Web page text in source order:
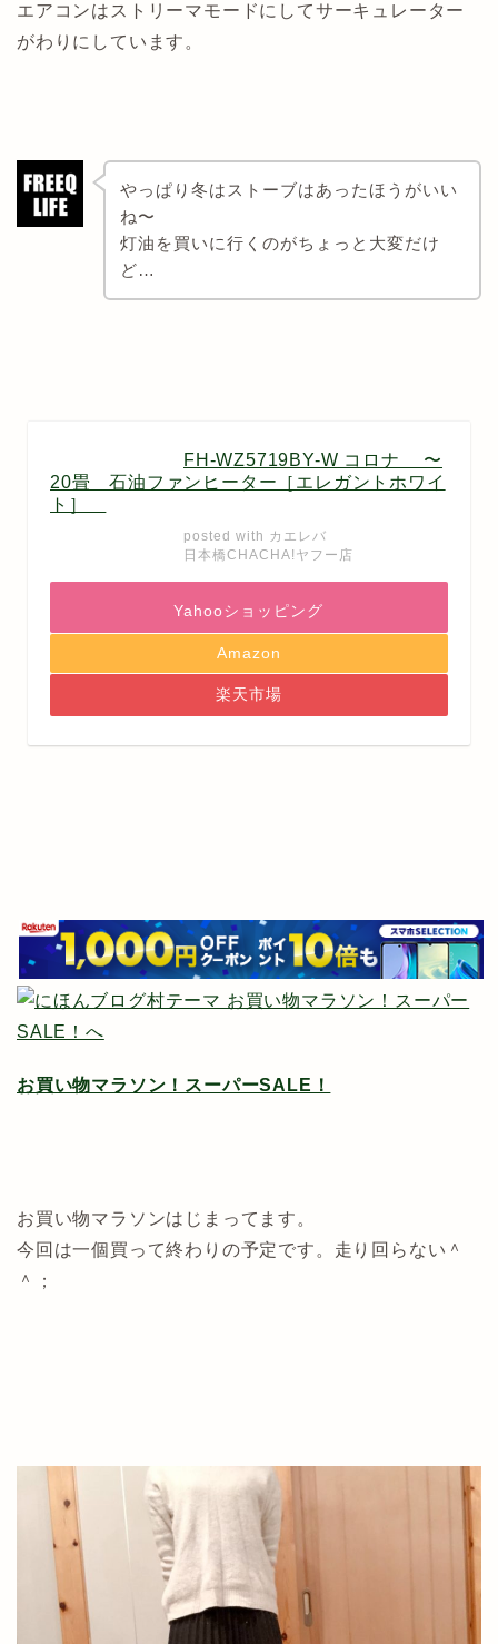
エアコンはストリーマモードにしてサーキュレーター
がわりにしています。
やっぱり冬はストーブはあったほうがいい
ね〜
灯油を買いに行くのがちょっと大変だけ
ど…
FH-WZ5719BY-W コロナ 〜
20畳 石油ファンヒーター［エレガントホワイ
ト］
posted with カエレバ
日本橋CHACHA!ヤフー店
Yahooショッピング
Amazon
楽天市場
お買い物マラソン！スーパーSALE！
お買い物マラソンはじまってます。
今回は一個買って終わりの予定です。走り回らない＾
＾；